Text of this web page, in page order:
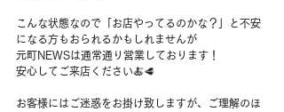
こんな状態なので「お店やってるのかな？」と不安
になる方もおられるかもしれませんが
元町NEWSは通常通り営業しております！
安心してご来店ください🍝🥩
お客様にはご迷惑をお掛け致しますが、ご理解のほ